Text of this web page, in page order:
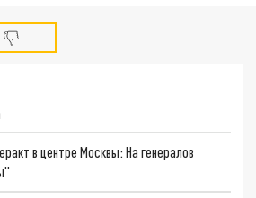
в центре Москвы: На генералов